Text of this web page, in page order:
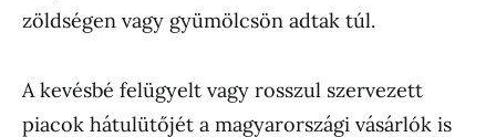
zöldségen vagy gyümölcsön adtak túl.
A kevésbé felügyelt vagy rosszul szervezett
piacok hátulütőjét a magyarországi vásárlók is